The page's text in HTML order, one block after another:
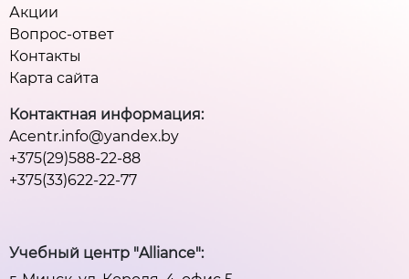
Акции
Вопрос-ответ
Контакты
Карта сайта
Контактная информация:
Acentr.info@yandex.by
+375(29)588-22-88
+375(33)622-22-77
Учебный центр "Alliance":